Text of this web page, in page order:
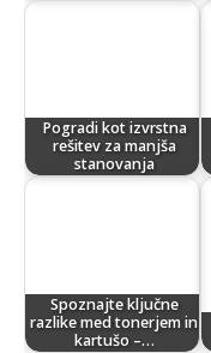
Pogradi kot izvrstna
rešitev za manjša
stanovanja
Spoznajte ključne
razlike med tonerjem in
kartušo –…